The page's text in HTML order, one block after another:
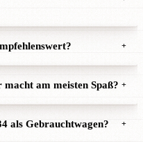
+
am meisten Spaß? +
als Gebrauchtwagen? +